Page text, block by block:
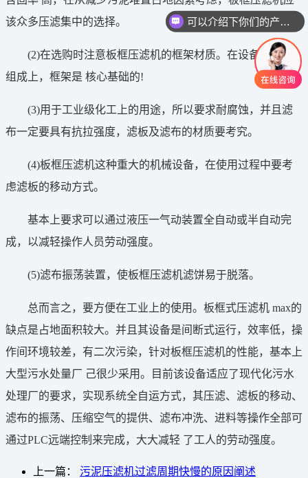
该众多压滤集中的选择。
(2)在选购时注意板框压滤机的框架材质。在设备的配件
组成上，框架是 核心基础的!
(3)用于工业级化工上的用途，所以要求耐腐蚀，并且滤
布一定要具有抗拉强度，滤板及滤布的材质要考究。
(4)板框压滤机这种重大的机械设备，在使用过程中要考
虑滤板的移动方式。
基本上要求可以通过液压一气动装置全自动或半自动完
成，以减轻操作人员劳动强度。
(5)滤布振荡装置，使板框压滤机滤饼易于脱落。
总而言之，要方便在工业上的使用。板框式压滤机 max的
缺点是占地面积较大。并且其设备是间断式运行，效率低，操
作间环境较差，有二次污染，针对板框压滤机的性能，基本上
大型污水处量厂 己很少采用。目前该设备适应了现代化污水
处理厂的要求，实现系统全自运方式，其压滤、滤板的移动、
滤布的振荡、压缩空气的提供、滤布冲洗、进料等操作全部可
通过PLC远端控制来完成，大大减轻 了工人的劳动强度。
上一篇： 污泥压滤机过滤周期快慢的原因阐述